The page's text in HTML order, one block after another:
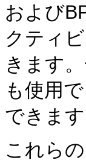
および
クティ
きます
も使用
できます
これら